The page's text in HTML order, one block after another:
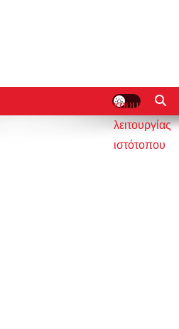
κουμπί
λειτουργίας
ιστότοπου